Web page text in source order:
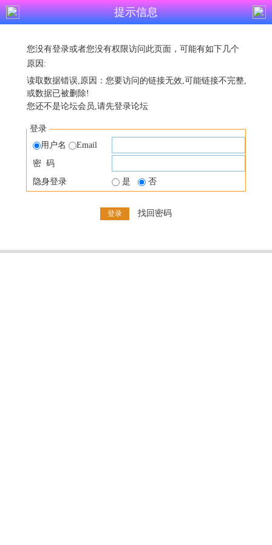
提示信息
您没有登录或者您没有权限访问此页面，可能有如下几个
原因:
读取数据错误,原因：您要访问的链接无效,可能链接不完整,
或数据已被删除!
您还不是论坛会员,请先登录论坛
登录
用户名
Email
密 码
隐身登录
是 否
找回密码